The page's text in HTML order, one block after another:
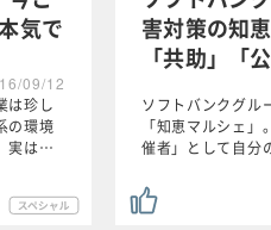
気で
09/12
は珍し
の環境
実は…
害対策の知
「共助」「
ソフトバンクグル
「知恵マルシェ
催者」として自分